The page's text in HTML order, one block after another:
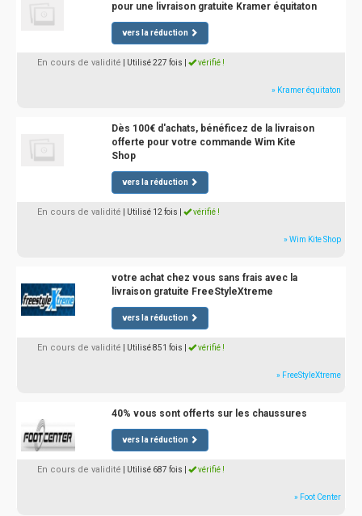
pour une livraison gratuite Kramer équitaton
vers la réduction
En cours de validité | Utilisé 227 fois vérifié !
» Kramer équitaton
Dès 100€ d'achats, bénéficez de la livraison
offerte pour votre commande Wim Kite
Shop
vers la réduction
En cours de validité | Utilisé 12 fois vérifié !
» Wim Kite Shop
votre achat chez vous sans frais avec la
livraison gratuite FreeStyleXtreme
vers la réduction
En cours de validité | Utilisé 851 fois vérifié !
» FreeStyleXtreme
40% vous sont offerts sur les chaussures
vers la réduction
En cours de validité | Utilisé 687 fois vérifié !
» Foot Center